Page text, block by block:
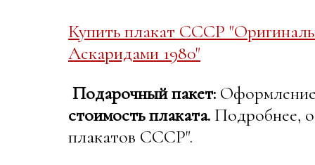
Купить плакат СССР
Аскаридами 1980"
Подарочный пакет: Оформление
стоимость плаката. Подробнее,
плакатов СССР".